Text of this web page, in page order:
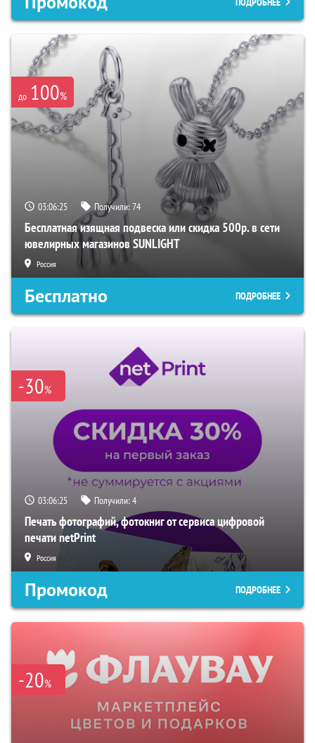
до 100%
03:06:24 Получили:74
Бесплатная изящная подвеска или скидка 500р. в сети
ювелирных магазинов SUNLIGHT
Россия
Бесплатно ПОДРОБНЕЕ
-30%
03:06:24 Получили:4
Печать фотографий, фотокниг от сервиса цифровой
печати netPrint
Россия
Промокод ПОДРОБНЕЕ
-20%